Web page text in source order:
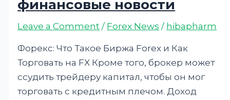
финансовые новости
Leave a Comment / Forex News / hibapharm
Форекс: Что Такое Биржа Forex и Как
Торговать на FX Кроме того, брокер может
ссудить трейдеру капитал, чтобы он мог
торговать с кредитным плечом. Доход